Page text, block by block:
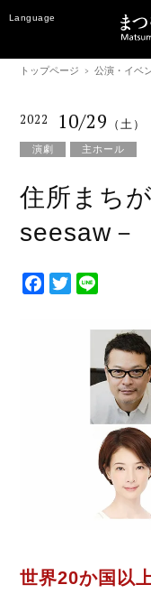
Language
トップページ 公演・イベ
2022 10/29 （土）
演劇 主ホール
住所まち
seesaw－
F
T
n
e
世界20か国以